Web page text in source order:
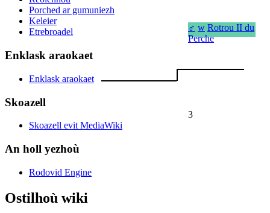
♂ w Rotrou II du
Perche
3
Porched ar gumuniezh
Keleier
Etrebroadel
Enklask araokaet
Enklask araokaet
Skoazell
Skoazell evit MediaWiki
An holl yezhoù
Rodovid Engine
Ostilhoù wiki